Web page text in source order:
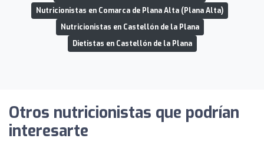
Nutricionistas en Comarca de Plana Alta (Plana Alta)
Nutricionistas en Castellón de la Plana
Dietistas en Castellón de la Plana
Otros nutricionistas que podrían
interesarte